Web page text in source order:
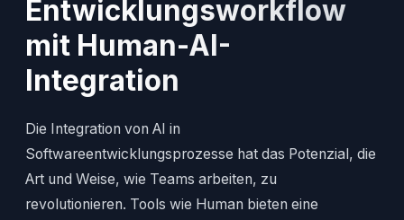
Entwicklungsworkflow
mit Human-AI-
Integration
Die Integration von AI in
Softwareentwicklungsprozesse hat das Potenzial, die
Art und Weise, wie Teams arbeiten, zu
revolutionieren. Tools wie Human bieten eine